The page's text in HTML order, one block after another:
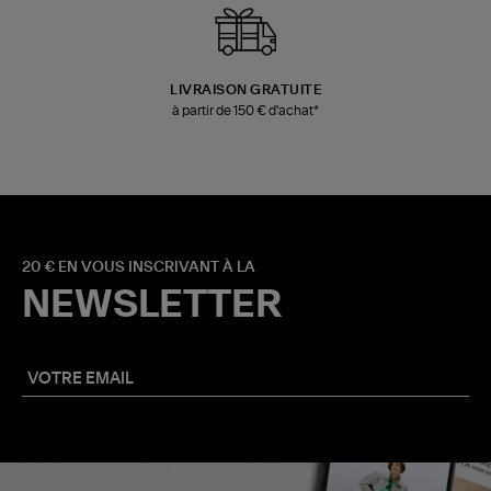
LIVRAISON GRATUITE
à partir de 150 € d'achat*
20 € EN VOUS INSCRIVANT À LA
NEWSLETTER